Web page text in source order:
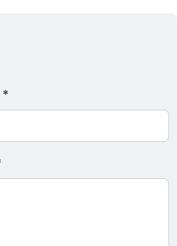
4 trên 5
3 trên 5 sao.
trên 5 sao.
5 sao. Xấu